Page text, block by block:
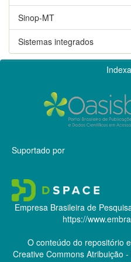
Sinop-MT
Sistemas integrados
Suportado por
Empresa Brasileira de
https://
O conteúdo do repositório
Creative CommonsAtribuição -